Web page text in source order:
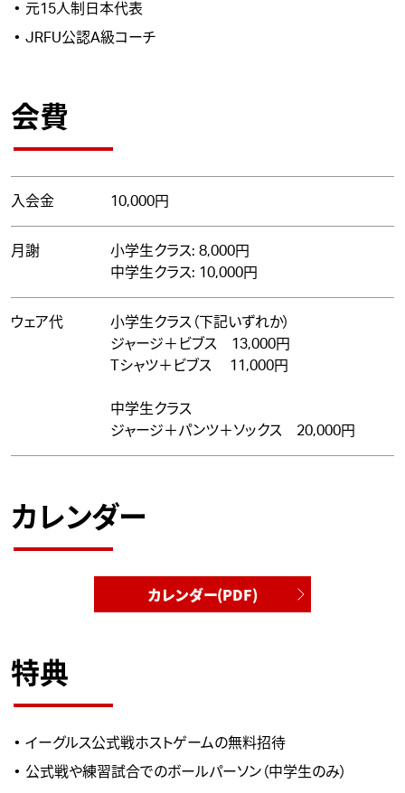
元15人制日本代表
JRFU公認A級コーチ
会費
入会金 10,000円
月謝
小学生クラス: 8,000円
中学生クラス: 10,000円
ウェア代
小学生クラス（下記いずれか）
ジャージ＋ビブス 13,000円
Tシャツ＋ビブス 11,000円
中学生クラス
ジャージ＋パンツ＋ソックス 20,000円
カレンダー
カレンダー(PDF)
特典
イーグルス公式戦ホストゲームの無料招待
公式戦や練習試合でのボールパーソン（中学生のみ）